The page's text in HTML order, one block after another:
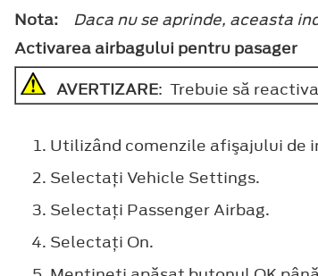
Nota:
Daca nu se aprinde, aceasta
Activarea airbagului pentru pasager
AVERTIZARE: Trebuie să
Utilizând comenzile afişajului de
Selectaţi Vehicle Settings.
Selectaţi Passenger Airbag.
Selectaţi On.